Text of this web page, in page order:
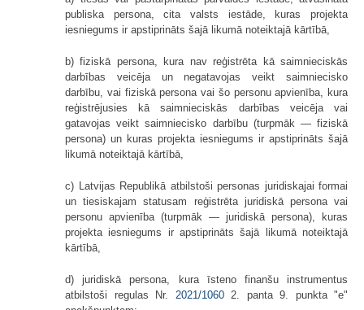
publiska persona, cita valsts iestāde, kuras projekta
iesniegums ir apstiprināts šajā likumā noteiktajā kārtībā,
b) fiziskā persona, kura nav reģistrēta kā saimnieciskās
darbības veicēja un negatavojas veikt saimniecisko
darbību, vai fiziskā persona vai šo personu apvienība, kura
reģistrējusies kā saimnieciskās darbības veicēja vai
gatavojas veikt saimniecisko darbību (turpmāk — fiziskā
persona) un kuras projekta iesniegums ir apstiprināts šajā
likumā noteiktajā kārtībā,
c) Latvijas Republikā atbilstoši personas juridiskajai formai
un tiesiskajam statusam reģistrēta juridiskā persona vai
personu apvienība (turpmāk — juridiskā persona), kuras
projekta iesniegums ir apstiprināts šajā likumā noteiktajā
kārtībā,
d) juridiskā persona, kura īsteno finanšu instrumentus
atbilstoši regulas Nr. 2021/10602. panta 9. punkta "e"